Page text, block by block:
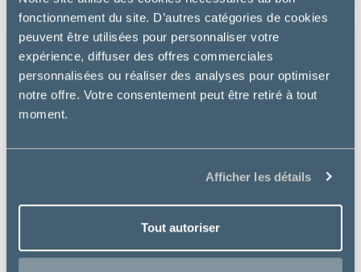
fonctionnement du site. D’autres catégories de cookies
peuvent être utilisées pour personnaliser votre
expérience, diffuser des offres commerciales
personnalisées ou réaliser des analyses pour optimiser
notre offre. Votre consentement peut être retiré à tout
moment.
Afficher les détails
Tout autoriser